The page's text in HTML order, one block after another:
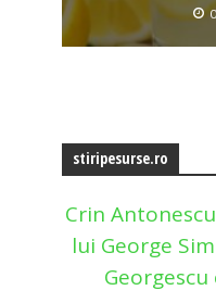
stiripesurse.ro
Crin
lui George